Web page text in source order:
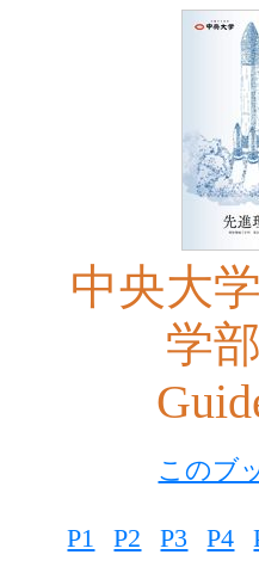
中央大
学
このブ
P1 P2 P3 P4